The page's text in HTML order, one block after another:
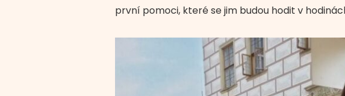
první pomoci, které se jim budou hodit v